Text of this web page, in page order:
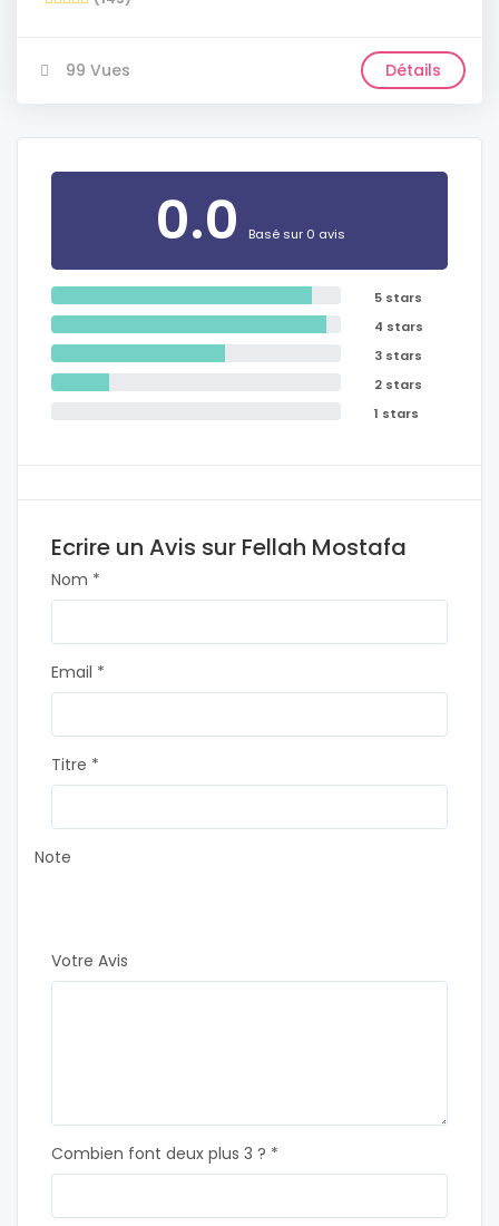
99 Vues Détails
0.0 Basé sur 0 avis
5 stars
4 stars
3 stars
2 stars
1 stars
Ecrire un Avis sur Fellah Mostafa
Nom *
Email *
Titre *
Note
Votre Avis
Combien font deux plus 3 ? *